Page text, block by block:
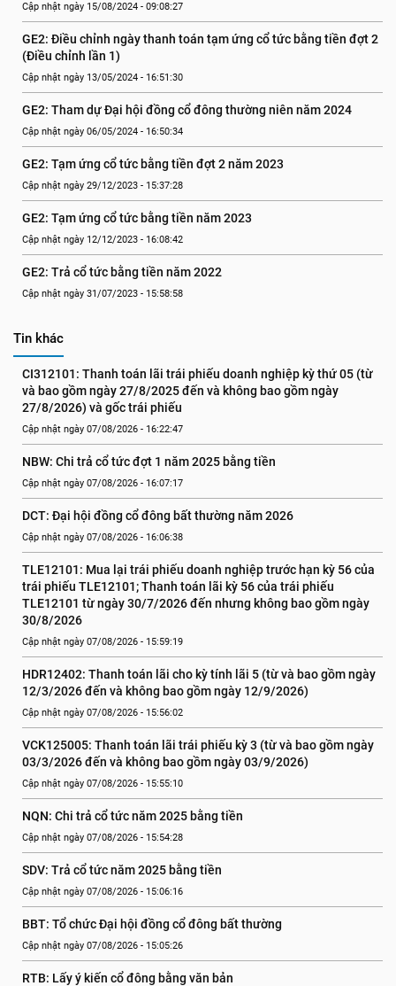
Cập nhật ngày 15/08/2024 - 09:08:27
GE2: Điều chỉnh ngày thanh toán tạm ứng cổ tức bằng tiền đợt 2
(Điều chỉnh lần 1)
Cập nhật ngày 13/05/2024 - 16:51:30
GE2: Tham dự Đại hội đồng cổ đông thường niên năm 2024
Cập nhật ngày 06/05/2024 - 16:50:34
GE2: Tạm ứng cổ tức bằng tiền đợt 2 năm 2023
Cập nhật ngày 29/12/2023 - 15:37:28
GE2: Tạm ứng cổ tức bằng tiền năm 2023
Cập nhật ngày 12/12/2023 - 16:08:42
GE2: Trả cổ tức bằng tiền năm 2022
Cập nhật ngày 31/07/2023 - 15:58:58
Tin khác
CI312101: Thanh toán lãi trái phiếu doanh nghiệp kỳ thứ 05 (từ
và bao gồm ngày 27/8/2025 đến và không bao gồm ngày
27/8/2026) và gốc trái phiếu
Cập nhật ngày 07/08/2026 - 16:22:47
NBW: Chi trả cổ tức đợt 1 năm 2025 bằng tiền
Cập nhật ngày 07/08/2026 - 16:07:17
DCT: Đại hội đồng cổ đông bất thường năm 2026
Cập nhật ngày 07/08/2026 - 16:06:38
TLE12101: Mua lại trái phiếu doanh nghiệp trước hạn kỳ 56 của
trái phiếu TLE12101; Thanh toán lãi kỳ 56 của trái phiếu
TLE12101 từ ngày 30/7/2026 đến nhưng không bao gồm ngày
30/8/2026
Cập nhật ngày 07/08/2026 - 15:59:19
HDR12402: Thanh toán lãi cho kỳ tính lãi 5 (từ và bao gồm ngày
12/3/2026 đến và không bao gồm ngày 12/9/2026)
Cập nhật ngày 07/08/2026 - 15:56:02
VCK125005: Thanh toán lãi trái phiếu kỳ 3 (từ và bao gồm ngày
03/3/2026 đến và không bao gồm ngày 03/9/2026)
Cập nhật ngày 07/08/2026 - 15:55:10
NQN: Chi trả cổ tức năm 2025 bằng tiền
Cập nhật ngày 07/08/2026 - 15:54:28
SDV: Trả cổ tức năm 2025 bằng tiền
Cập nhật ngày 07/08/2026 - 15:06:16
BBT: Tổ chức Đại hội đồng cổ đông bất thường
Cập nhật ngày 07/08/2026 - 15:05:26
RTB: Lấy ý kiến cổ đông bằng văn bản